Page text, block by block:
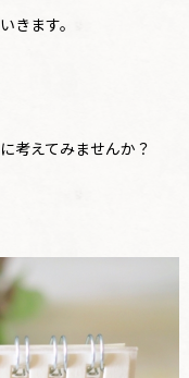
きます。
考えてみませんか？